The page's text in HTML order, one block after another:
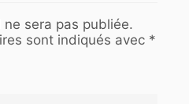
sera pas publiée.
sont indiqués avec *